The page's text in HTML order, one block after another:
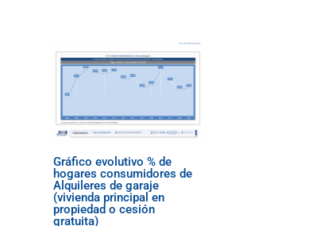
Gráfico evolutivo % de
hogares consumidores de
Alquileres de garaje
(vivienda principal en
propiedad o cesión
gratuita)